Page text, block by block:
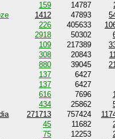
159 14787
1412 47893
226 405633
2918 50302
109 217389
308 20843
880 39045
137
6427
137
6427
616 7696
434 25862
271713 757424
45 11682
75 12253